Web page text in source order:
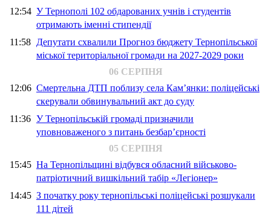
12:54 У Тернополі 102 обдарованих учнів і студентів
отримають іменні стипендії
11:58 Депутати схвалили Прогноз бюджету Тернопільської
міської територіальної громади на 2027-2029 роки
06 СЕРПНЯ
12:06 Смертельна ДТП поблизу села Кам’янки: поліцейські
скерували обвинувальний акт до суду
11:36 У Тернопільській громаді призначили
уповноваженого з питань безбар’єрності
05 СЕРПНЯ
15:45 На Тернопільщині відбувся обласний військово-
патріотичний вишкільний табір «Легіонер»
14:45 З початку року тернопільські поліцейські розшукали
111 дітей